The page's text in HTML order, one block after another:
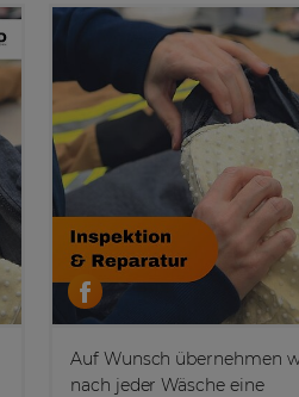
Auf Wunsch übernehmen
nach jeder Wäsche eine